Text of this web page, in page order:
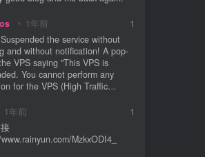
1年前
1
the service without
and without notification! A pop-
VPS saying "This VPS is
You cannot perform any
for the VPS (High Traffic
a traffic limit. On top of this
charging subscription fee for
they suspended and attempt to
PayPal dispute as if they do
1年前
1
MzkxODI4_